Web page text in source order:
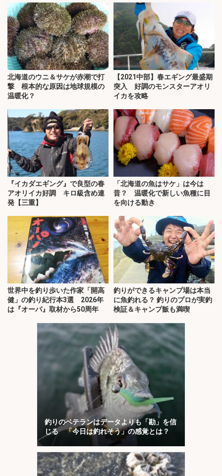
北海道のウニ＆サケが赤潮で打
撃 根本的な原因は地球規模の
温暖化？
【2021中部】春エギング最盛期
突入 好調のモンスターアオリ
イカを攻略
『イカダエギング』で良型の春
アオリイカ好調 キロ級含め連
発【三重】
「北海道の魚はサケ」は今は
昔？ 温暖化で新しい魚種に目
を向ける動き
世界中を釣り歩いた作家「開高
健」の釣り紀行本3選 2026年
は『オーパ』取材から50周年
釣りができるキャンプ場は本当
に魚釣れる？ 釣りのプロが実釣
検証＆キャンプ飯も満喫
釣りのベテランはデータよりも「勘」を信
じる 「今日は釣れそう」の感覚とは？